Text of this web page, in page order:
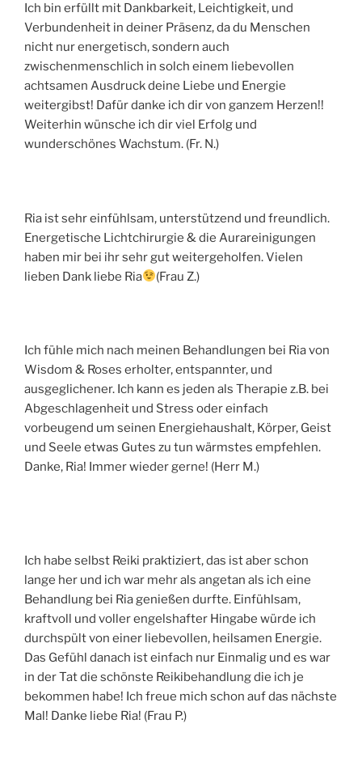
Ich bin erfüllt mit Dankbarkeit, Leichtigkeit, und
Verbundenheit in deiner Präsenz, da du Menschen
nicht nur energetisch, sondern auch
zwischenmenschlich in solch einem liebevollen
achtsamen Ausdruck deine Liebe und Energie
weitergibst! Dafür danke ich dir von ganzem Herzen!!
Weiterhin wünsche ich dir viel Erfolg und
wunderschönes Wachstum. (Fr. N.)
Ria ist sehr einfühlsam, unterstützend und freundlich.
Energetische Lichtchirurgie & die Aurareinigungen
haben mir bei ihr sehr gut weitergeholfen. Vielen
lieben Dank liebe Ria
(Frau Z.)
Ich fühle mich nach meinen Behandlungen bei Ria von
Wisdom & Roses erholter, entspannter, und
ausgeglichener. Ich kann es jeden als Therapie z.B. bei
Abgeschlagenheit und Stress oder einfach
vorbeugend um seinen Energiehaushalt, Körper, Geist
und Seele etwas Gutes zu tun wärmstes empfehlen.
Danke, Ria! Immer wieder gerne! (Herr M.)
Ich habe selbst Reiki praktiziert, das ist aber schon
lange her und ich war mehr als angetan als ich eine
Behandlung bei Ria genießen durfte. Einfühlsam,
kraftvoll und voller engelshafter Hingabe würde ich
durchspült von einer liebevollen, heilsamen Energie.
Das Gefühl danach ist einfach nur Einmalig und es war
in der Tat die schönste Reikibehandlung die ich je
bekommen habe! Ich freue mich schon auf das nächste
Mal! Danke liebe Ria! (Frau P.)